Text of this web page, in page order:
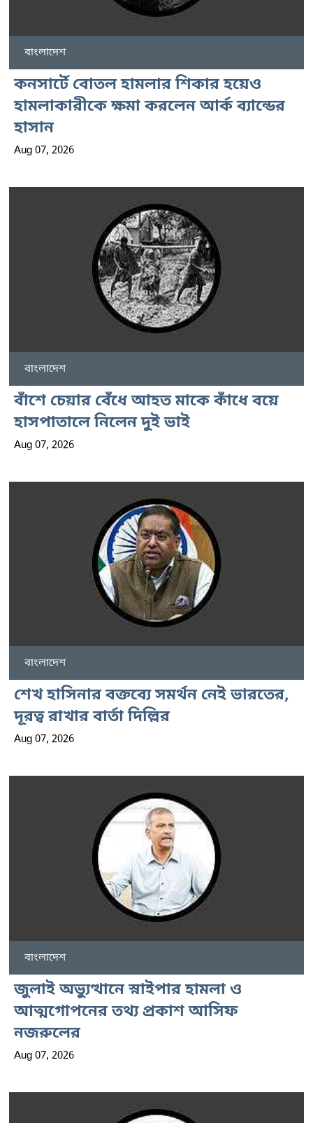
বাংলাদেশ
কনসার্টে বোতল হামলার শিকার হয়েও
হামলাকারীকে ক্ষমা করলেন আর্ক ব্যান্ডের
হাসান
Aug 07, 2026
বাংলাদেশ
বাঁশে চেয়ার বেঁধে আহত মাকে কাঁধে বয়ে
হাসপাতালে নিলেন দুই ভাই
Aug 07, 2026
বাংলাদেশ
শেখ হাসিনার বক্তব্যে সমর্থন নেই ভারতের,
দূরত্ব রাখার বার্তা দিল্লির
Aug 07, 2026
বাংলাদেশ
জুলাই অভ্যুত্থানে স্নাইপার হামলা ও
আত্মগোপনের তথ্য প্রকাশ আসিফ
নজরুলের
Aug 07, 2026